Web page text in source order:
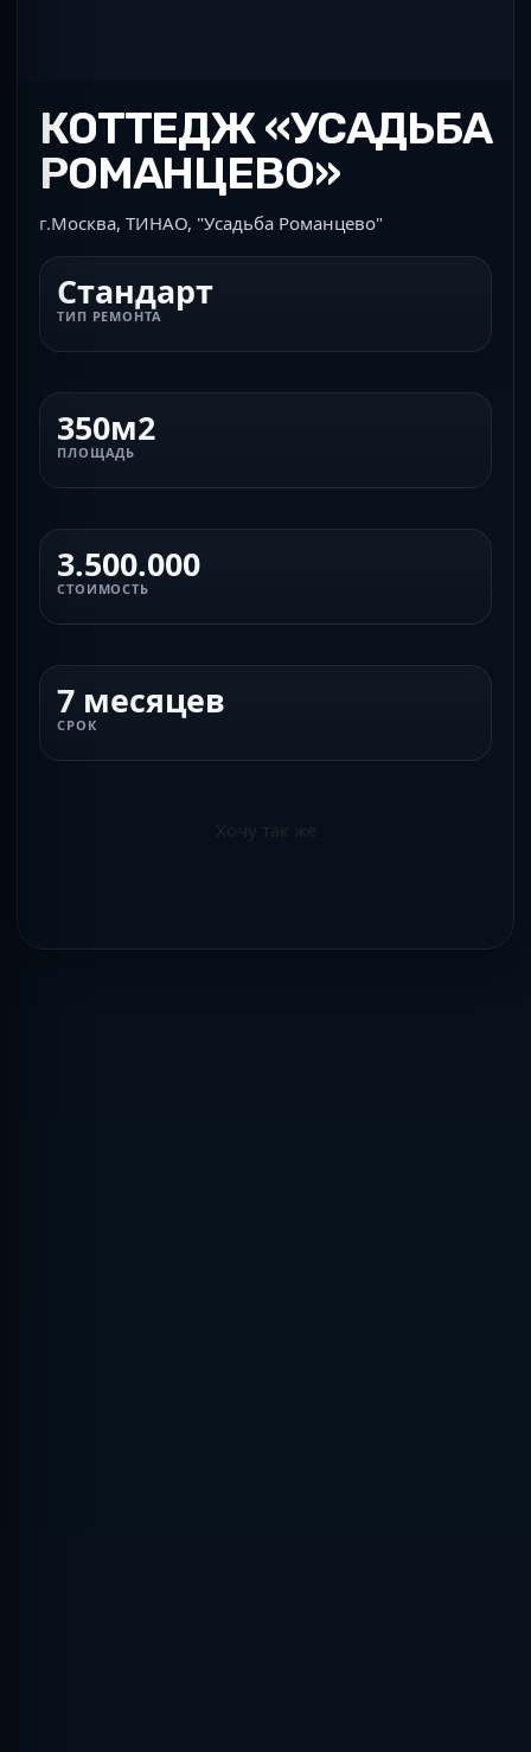
КОТТЕДЖ «УСАДЬБА
РОМАНЦЕВО»
г.Москва, ТИНАО, "Усадьба Романцево"
Стандарт
ТИП РЕМОНТА
350м2
ПЛОЩАДЬ
3.500.000
СТОИМОСТЬ
7 месяцев
СРОК
Хочу так же